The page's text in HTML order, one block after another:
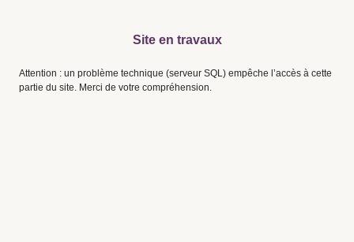
Site en travaux
Attention : un problème technique (serveur SQL) empêche l’accès à cette
partie du site. Merci de votre compréhension.